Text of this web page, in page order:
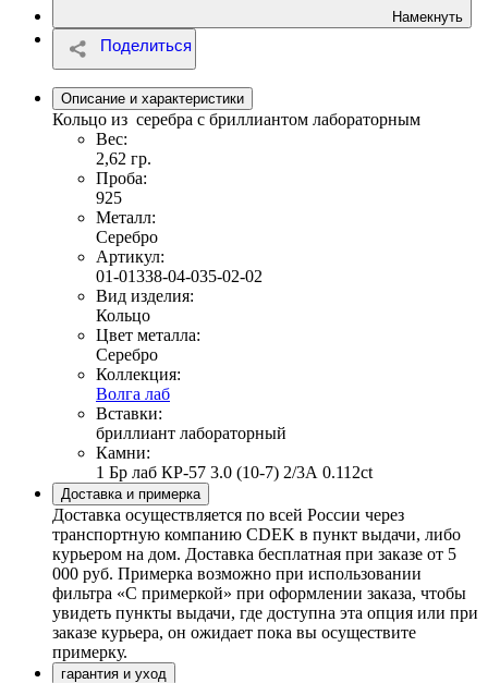
Намекнуть
Описание и характеристики
Кольцо из серебра с бриллиантом лабораторным
Вес:
2,62 гр.
Проба:
925
Металл:
Серебро
Артикул:
01-01338-04-035-02-02
Вид изделия:
Кольцо
Цвет металла:
Серебро
Коллекция:
Волга лаб
Вставки:
бриллиант лабораторный
Камни:
1 Бр лаб КР-57 3.0 (10-7) 2/3А 0.112ct
Доставка и примерка
Доставка осуществляется по всей России через
транспортную компанию CDEK в пункт выдачи, либо
курьером на дом. Доставка бесплатная при заказе от 5
000 руб. Примерка возможно при использовании
фильтра «С примеркой» при оформлении заказа, чтобы
увидеть пункты выдачи, где доступна эта опция или при
заказе курьера, он ожидает пока вы осуществите
примерку.
гарантия и уход